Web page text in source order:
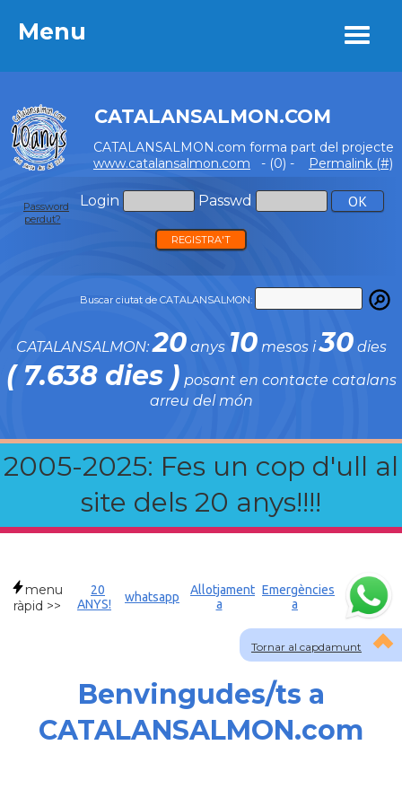
Menu
CATALANSALMON.COM
CATALANSALMON.com forma part del projecte
www.catalansalmon.com - (0) - Permalink (#)
Login Passwd
Password
perdut?
REGISTRA'T
Buscar ciutat de CATALANSALMON:
CATALANSALMON:20anys 10mesos i30dies
( 7.638 dies ) posant en contacte catalans
arreu del món
2005-2025: Fes un cop d'ull al
site dels 20 anys!!!!
Menu
Tornar al capdamunt
menu
ràpid >>
20
ANYS!
whatsapp
Allotjament
a
Emergències
a
Benvingudes/ts a
CATALANSALMON.com